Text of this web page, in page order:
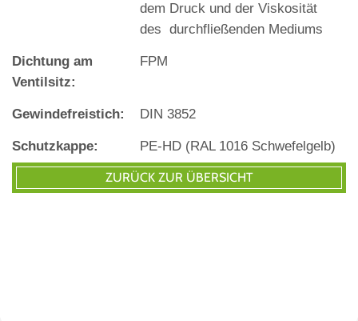
dem Druck und der Viskosität
des durchfließenden Mediums
Dichtung am
Ventilsitz:
FPM
Gewindefreistich: DIN 3852
Schutzkappe: PE-HD (RAL 1016 Schwefelgelb)